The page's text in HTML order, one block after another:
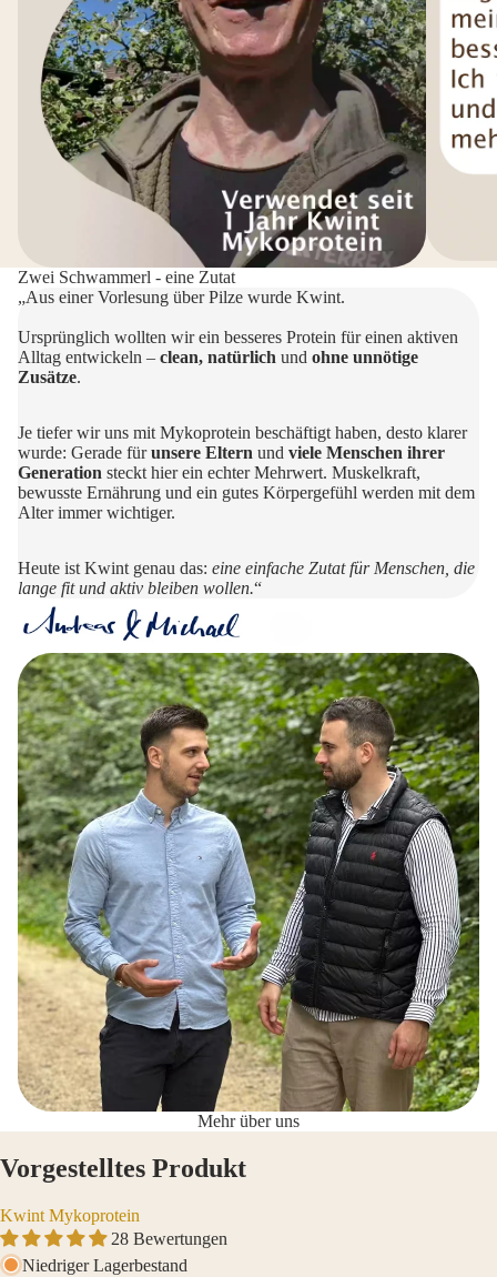
Zwei Schwammerl - eine Zutat
„Aus einer Vorlesung über Pilze wurde Kwint.
Ursprünglich wollten wir ein besseres Protein für einen aktiven
Alltag entwickeln – clean, natürlich und ohne unnötige
Zusätze.
Je tiefer wir uns mit Mykoprotein beschäftigt haben, desto klarer
wurde: Gerade fürunsere Eltern und viele Menschen ihrer
Generation steckt hier ein echter Mehrwert. Muskelkraft,
bewusste Ernährung und ein gutes Körpergefühl werden mit dem
Alter immer wichtiger.
Heute ist Kwint genau das: eine einfache Zutat für Menschen, die
lange fit und aktiv bleiben wollen.“
Mehr über uns
Vorgestelltes Produkt
Kwint Mykoprotein
28 Bewertungen
Niedriger Lagerbestand